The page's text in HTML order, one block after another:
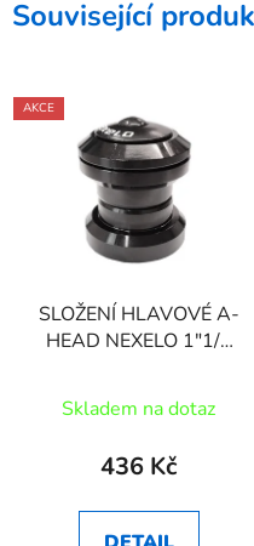
Související
AKCE
SLOŽENÍ HLAVOVÉ A-
HEAD NEXELO 1"1/8
Skladem na dotaz
436 Kč